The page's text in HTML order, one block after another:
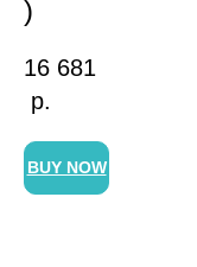
)
16 681
р.
BUY NOW